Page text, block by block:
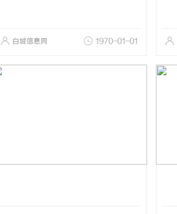
白城信息网 1970-01-01